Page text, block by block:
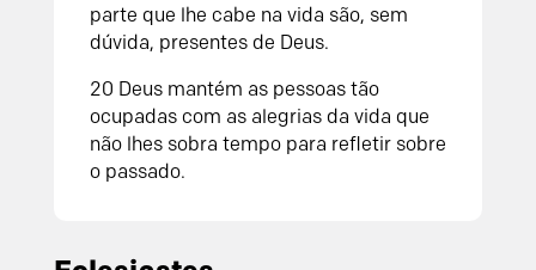
parte que lhe cabe na vida são, sem
dúvida, presentes de Deus.
20 Deus mantém as pessoas tão
ocupadas com as alegrias da vida que
não lhes sobra tempo para refletir sobre
o passado.